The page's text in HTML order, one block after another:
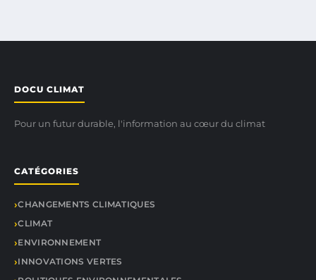
DOCU CLIMAT
Pour un futur durable, l'information au cœur du climat
CATÉGORIES
CHANGEMENTS CLIMATIQUES
CLIMAT
ENVIRONNEMENT
INNOVATIONS VERTES